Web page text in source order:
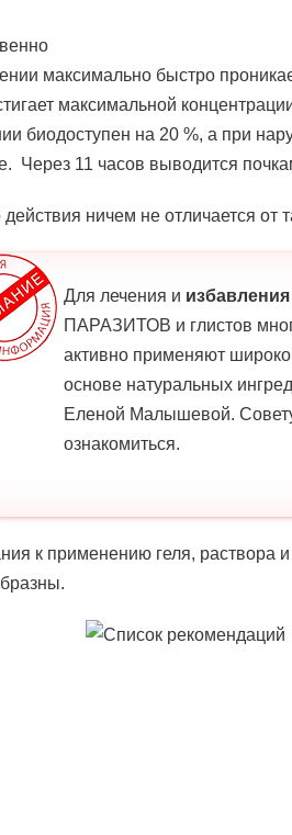
максимально быстро
максимальной
биодоступен на 20 %, а при
Через 11 часов выводится
ничем не отличается от
Для лечения и
ПАРАЗИТОВ и глистов
активно применяют
основе натуральных
Еленой Малышевой.
ознакомиться.
к применению геля, раствора